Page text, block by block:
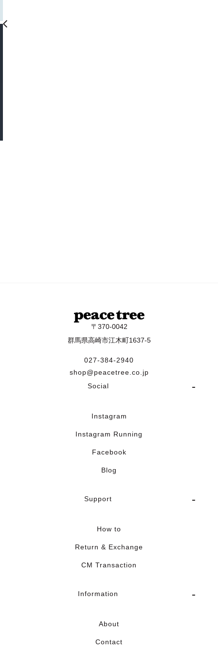
〒370-0042
群馬県高崎市江木町1637-5
027-384-2940
shop@peacetree.co.jp
Social
Instagram
Instagram Running
Facebook
Blog
Support
How to
Return & Exchange
CM Transaction
Information
About
Contact